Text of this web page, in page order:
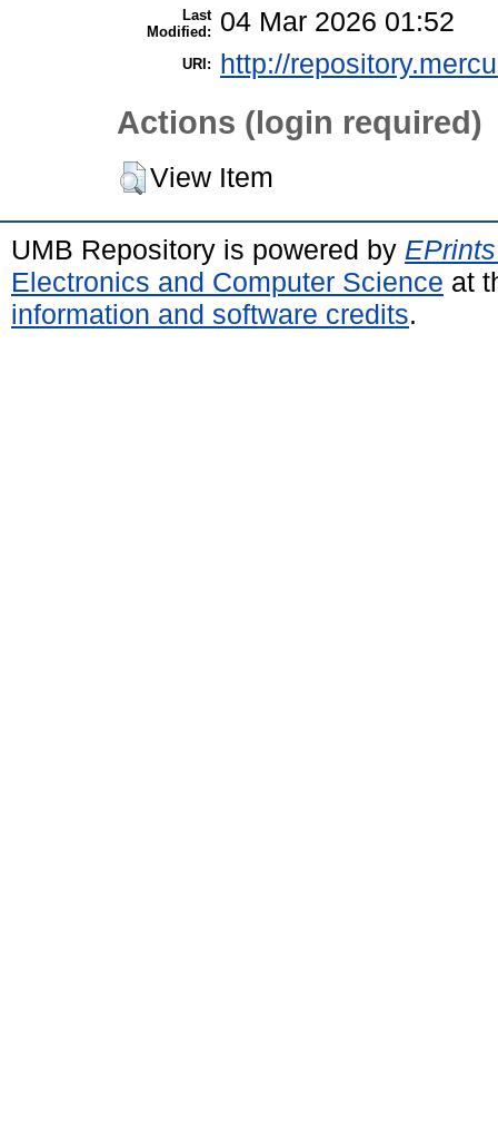
Last
Modified:
04 Mar 2026 01:52
URI: http://
Actions (login required)
View Item
UMB Repository is powered by
Electronics and Computer Science at
information and software credits.